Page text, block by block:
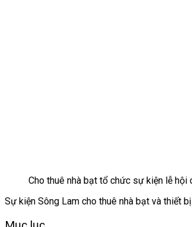
Cho thuê nhà bạt tổ chức sự kiện lễ hội
Sự kiện Sông Lam cho thuê nhà bạt và thiết